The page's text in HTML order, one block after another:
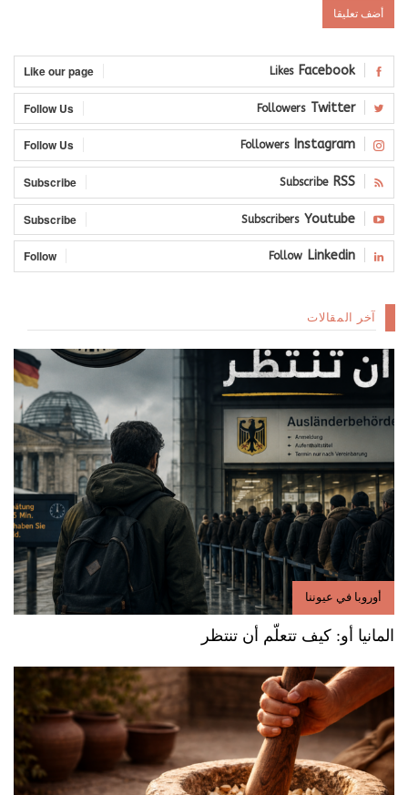
Facebook
Likes
Like our page
Twitter
Followers
Follow Us
Instagram
Followers
Follow Us
RSS
Subscribe
Subscribe
Youtube
Subscribers
Subscribe
Linkedin
Follow
Follow
آخر المقالات
أوروبا في عيوننا
المانيا أو: كيف تتعلّم أن تنتظر